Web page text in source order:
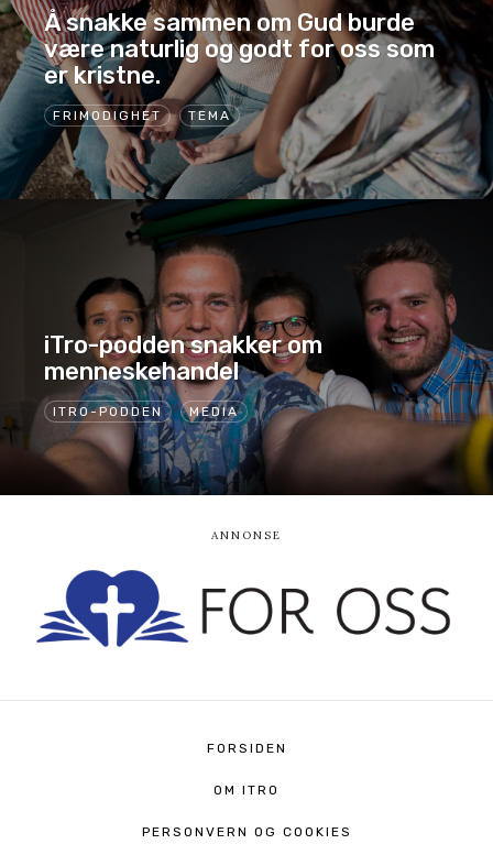
FRIMODIGHET TEMA
Å snakke sammen om Gud burde
være naturlig og godt for oss som
er kristne.
ITRO-PODDEN MEDIA
iTro-podden snakker om
menneskehandel
FORSIDEN
OM ITRO
PERSONVERN OG COOKIES